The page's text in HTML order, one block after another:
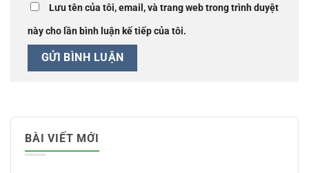
Lưu tên của tôi, email, và trang web trong trình duyệt
này cho lần bình luận kế tiếp của tôi.
BÀI VIẾT MỚI